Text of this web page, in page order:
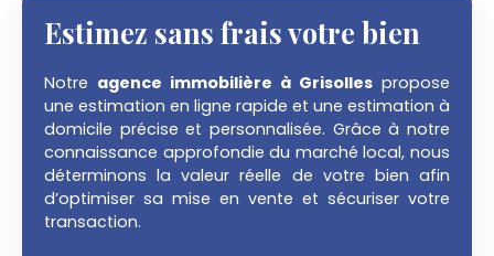
Estimez sans fraisvotre bien
Notre agence immobilière à Grisolles propose
une estimation en ligne rapide et une estimation à
domicile précise et personnalisée. Grâce à notre
connaissance approfondie du marché local, nous
déterminons la valeur réelle de votre bien afin
d’optimiser sa mise en vente et sécuriser votre
transaction.